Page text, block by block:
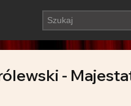
-